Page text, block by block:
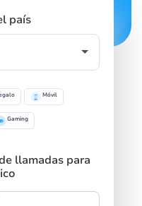
país
Móvil
Gaming
llamadas para